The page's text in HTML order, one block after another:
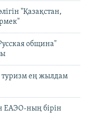
"Қазақстан,
община"
туризм ең жылдам
ЕАЭО-ның бірін